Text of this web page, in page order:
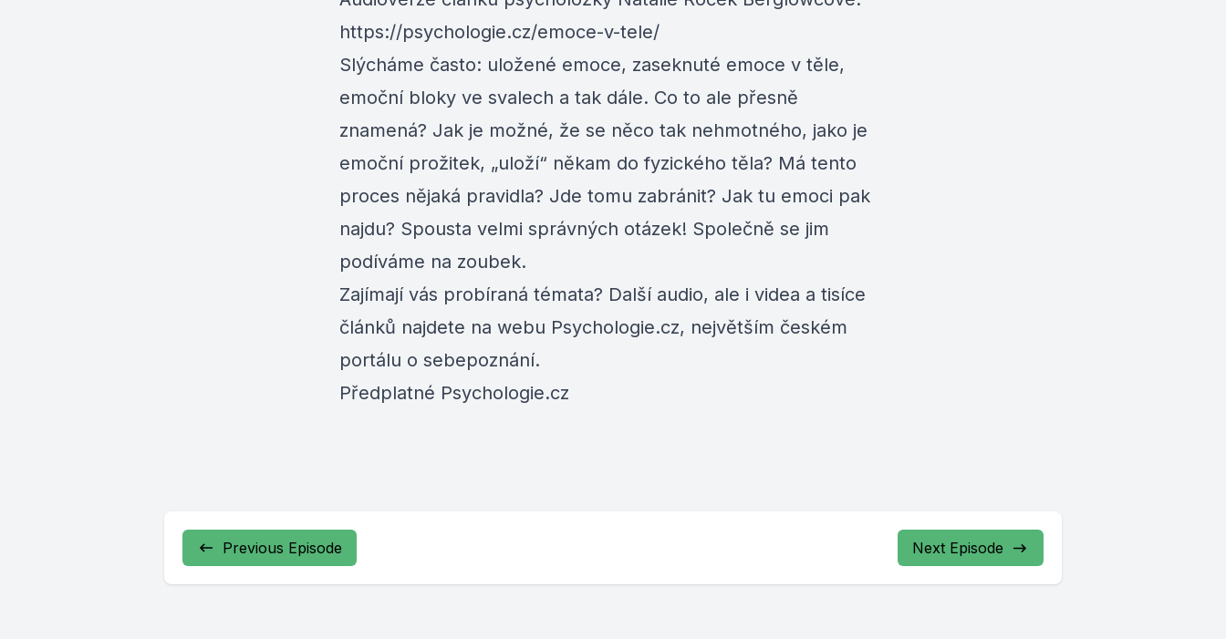
https://psychologie.cz/emoce-v-tele/
Slýcháme často: uložené emoce, zaseknuté emoce v těle,
emoční bloky ve svalech a tak dále. Co to ale přesně
znamená? Jak je možné, že se něco tak nehmotného, jako je
emoční prožitek, „uloží“ někam do fyzického těla? Má tento
proces nějaká pravidla? Jde tomu zabránit? Jak tu emoci pak
najdu? Spousta velmi správných otázek! Společně se jim
podíváme na zoubek.
Zajímají vás probíraná témata? Další audio, ale i videa a tisíce
článků najdete na webu Psychologie.cz, největším českém
portálu o sebepoznání.
Předplatné Psychologie.cz
Previous Episode Next Episode